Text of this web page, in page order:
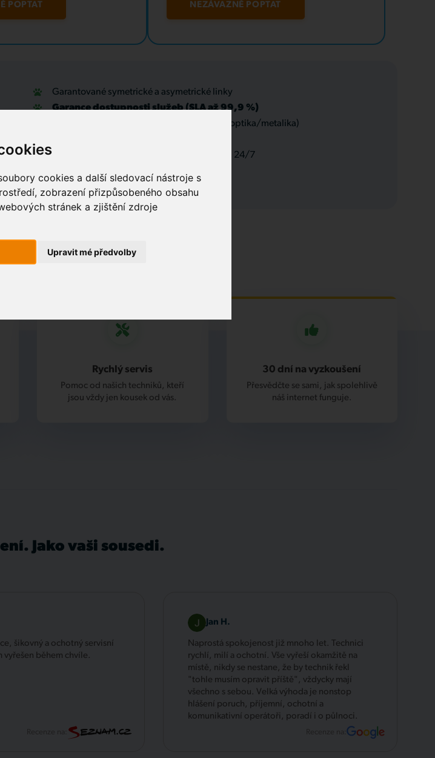
cookies a další sledovací nástroje s
zobrazení přizpůsobeného obsahu
stránek a zjištění zdroje
Upravit mé předvolby
POPTAT NEZÁVAZNĚ POPTAT
Garantované symetrické a asymetrické linky
Garance dostupnosti služeb (SLA až 99,9 %)
Optické přípojky a interní datové rozvody (optika/metalika)
IT outsourcing, správa sítí a servis, podpora 24/7
Rychlý servis
Pomoc od našich techniků, kteří
jsou vždy jen kousek od vás.
30 dní na vyzkoušení
Přesvědčte se sami, jak spolehlivě
náš internet funguje.
Jako vaši sousedi.
šikovný a ochotný servisní
vyřešen během chvíle.
Jan H.
Naprostá spokojenost již mnoho let. Technici
rychlí, milí a ochotní. Vše vyřeší okamžitě na
místě, nikdy se nestane, že by technik řekl
"tohle musím opravit příště", vždycky mají
všechno s sebou. Velká výhoda je nonstop
hlášení poruch, příjemní, ochotní a
komunikativní operátoři, poradí i o půlnoci.
Recenze na: